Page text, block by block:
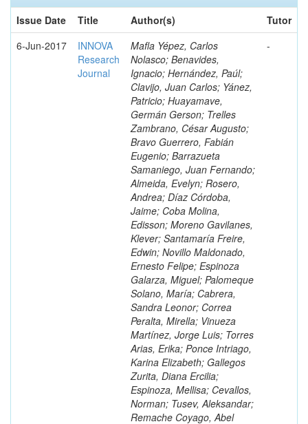
Issue Date
Title Author(s)
Tutor
6-Jun-2017
INNOVA
Research
Journal
Mafla Yépez, Carlos
Nolasco; Benavides,
Ignacio; Hernández, Paúl;
Clavijo, Juan Carlos; Yánez,
Patricio; Huayamave,
Germán Gerson; Trelles
Zambrano, César Augusto;
Bravo Guerrero, Fabián
Eugenio; Barrazueta
Samaniego, Juan Fernando;
Almeida, Evelyn; Rosero,
Andrea; Díaz Córdoba,
Jaime; Coba Molina,
Edisson; Moreno Gavilanes,
Klever; Santamaría Freire,
Edwin; Novillo Maldonado,
Ernesto Felipe; Espinoza
Galarza, Miguel; Palomeque
Solano, María; Cabrera,
Sandra Leonor; Correa
Peralta, Mirella; Vinueza
Martínez, Jorge Luis; Torres
Arias, Erika; Ponce Intriago,
Karina Elizabeth; Gallegos
Zurita, Diana Ercilia;
Espinoza, Mellisa; Cevallos,
Norman; Tusev, Aleksandar;
Remache Coyago, Abel
-